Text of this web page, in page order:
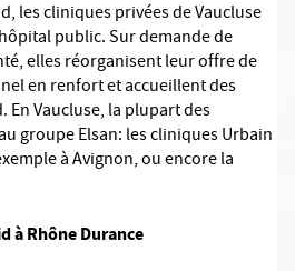
les cliniques privées de Vaucluse
public. Sur demande de
elles réorganisent leur offre de
en renfort et accueillent des
En Vaucluse, la plupart des
groupe Elsan: les cliniques Urbain
à Avignon, ou encore la
à Rhône Durance